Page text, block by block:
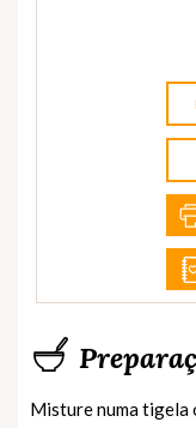
Misture numa tigela